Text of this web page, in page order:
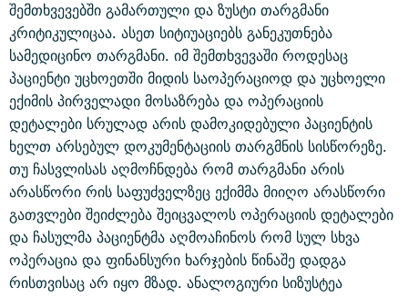
შემთხვევებში გამართული და ზუსტი თარგმანი
კრიტიკულიცაა. ასეთ სიტიუაციებს განეკუთნება
სამედიცინო თარგმანი. იმ შემთხვევაში როდესაც
პაციენტი უცხოეთში მიდის საოპერაციოდ და უცხოელი
ექიმის პირველადი მოსაზრება და ოპერაციის
დეტალები სრულად არის დამოკიდებული პაციენტის
ხელთ არსებულ დოკუმენტაციის თარგმნის სისწორეზე.
თუ ჩასვლისას აღმოჩნდება რომ თარგმანი არის
არასწორი რის საფუძველზეც ექიმმა მიიღო არასწორი
გათვლები შეიძლება შეიცვალოს ოპერაციის დეტალები
და ჩასულმა პაციენტმა აღმოაჩინოს რომ სულ სხვა
ოპერაცია და ფინანსური ხარჯების წინაშე დადგა
რისთვისაც არ იყო მზად. ანალოგიური სიზუსტეა